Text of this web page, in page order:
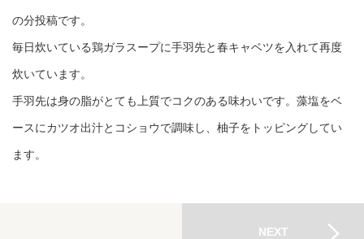
の分投稿です。
毎日炊いている鶏ガラスープに手羽先と春キャベツを入れて再度
炊いています。
手羽先は身の脂がとても上質でコクのある味わいです。藻塩をベ
ースにカツオ出汁とコショウで調味し、柚子をトッピングしてい
ます。
NEXT